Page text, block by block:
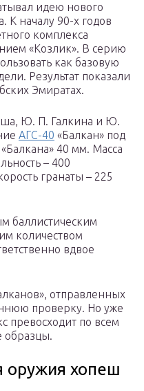
идею нового
К началу 90-х годов
комплекса
«Козлик». В серию
как базовую
Результат показали
Эмиратах.
Ю. П. Галкина и Ю.
АГС-40 «Балкан» под
40 мм. Масса
– 400
гранаты – 225
баллистическим
количеством
вдвое
отправленных
проверку. Но уже
превосходит по всем
образцы.
оружия хопеш